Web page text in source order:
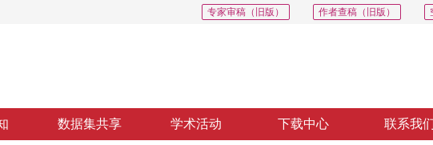
作者查稿（旧版）
专家审稿（旧版）
数据集共享 学术活动 下载中心 联系我